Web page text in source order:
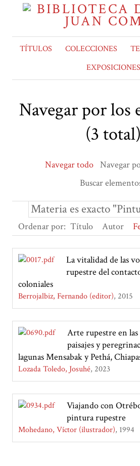
TÍTULOS COLECCIONES
EXPOSICIONES
Navegar por los
(3 total)
Navegar todo Navegar
Buscar
Materia es exacto
Ordenar por: Título Autor
La vitalidad de las
rupestre del
coloniales
Berrojalbiz, Fernando (editor) 2015
Arte rupestre en las
paisajes y
lagunas Mensabak y Pethá,
Lozada Toledo, Josuhé 2023
Viajando con
pintura rupestre
Mohedano, Víctor (ilustrador) 1994